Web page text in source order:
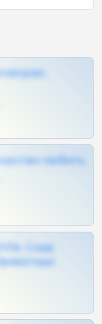
любить
Слив